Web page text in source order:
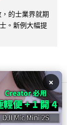
的士業界就期
。新例大幅提
×